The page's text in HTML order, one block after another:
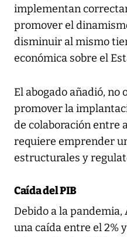
implementan
promover el
disminuir al mismo
económica sobre el
El abogado añadió, no
promover la
de colaboración entre
requiere emprender
estructurales y
Caída del PIB
Debido a la
una caída entre el 2%